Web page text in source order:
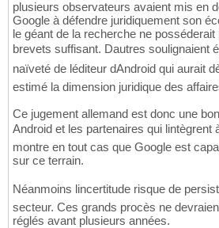
plusieurs observateurs avaient mis en
Google à défendre juridiquement son
le géant de la recherche ne
brevets suffisant. Dautres soulignaient
naïveté de léditeur dAndroid qui
estimé la dimension juridique des
Ce jugement allemand est donc une
Android et les partenaires qui lintègrent
montre en tout cas que Google est
sur ce terrain.
Néanmoins lincertitude risque de
secteur. Ces grands procès ne
réglés avant plusieurs années.